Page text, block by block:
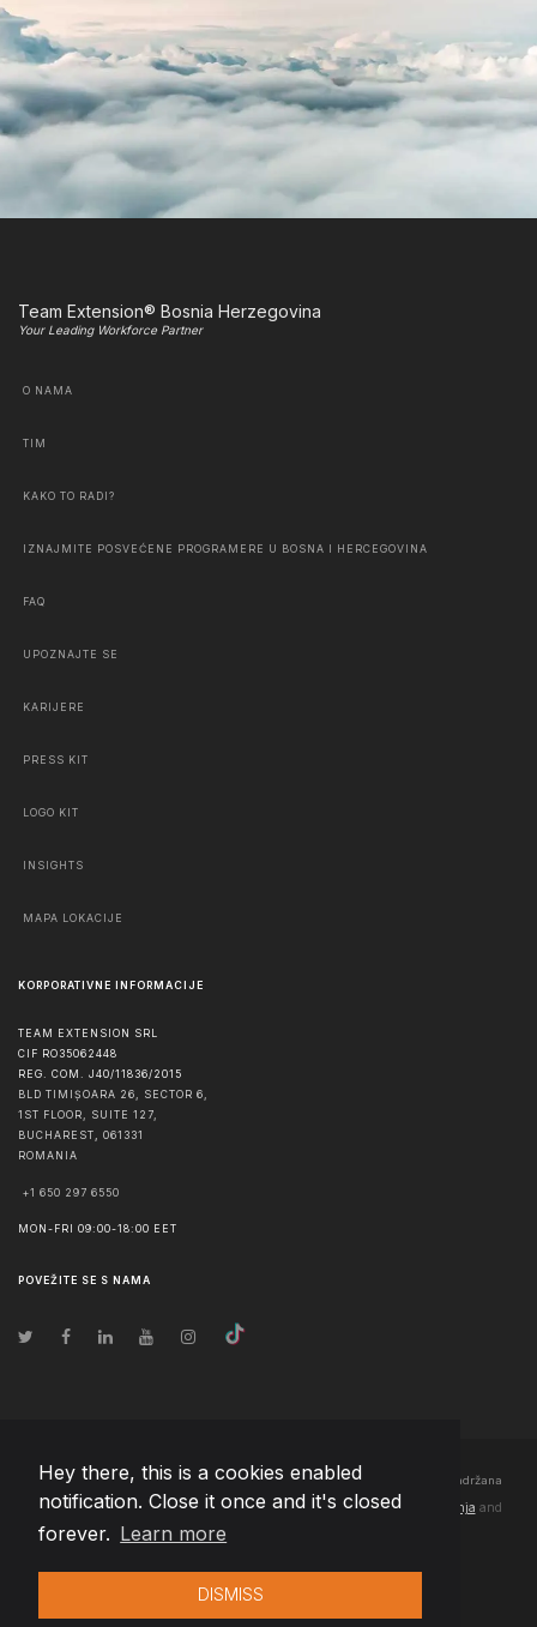
Hey there, this is a cookies enabled
notification. Close it once and it's closed
forever. Learn more
DISMISS
Team Extension® Bosnia Herzegovina
Your Leading Workforce Partner
O NAMA
TIM
KAKO TO RADI?
IZNAJMITE POSVEĆENE PROGRAMERE U BOSNA I HERCEGOVINA
FAQ
UPOZNAJTE SE
KARIJERE
PRESS KIT
LOGO KIT
INSIGHTS
MAPA LOKACIJE
KORPORATIVNE INFORMACIJE
TEAM EXTENSION SRL
CIF RO35062448
REG. COM. J40/11836/2015
BLD TIMIȘOARA 26, SECTOR 6,
1ST FLOOR, SUITE 127,
BUCHAREST
061331
ROMANIA
+1 650 297 6550
MON-FRI 09:00-18:00 EET
POVEŽITE SE S NAMA
© Autorska prava 2026 Team Extension Bosnia Herzegovina - Sva prava zadržana
Changelog● Korišćenjem ove stranice slažete se sa našimPravila korištenja and
Politika privatnosti